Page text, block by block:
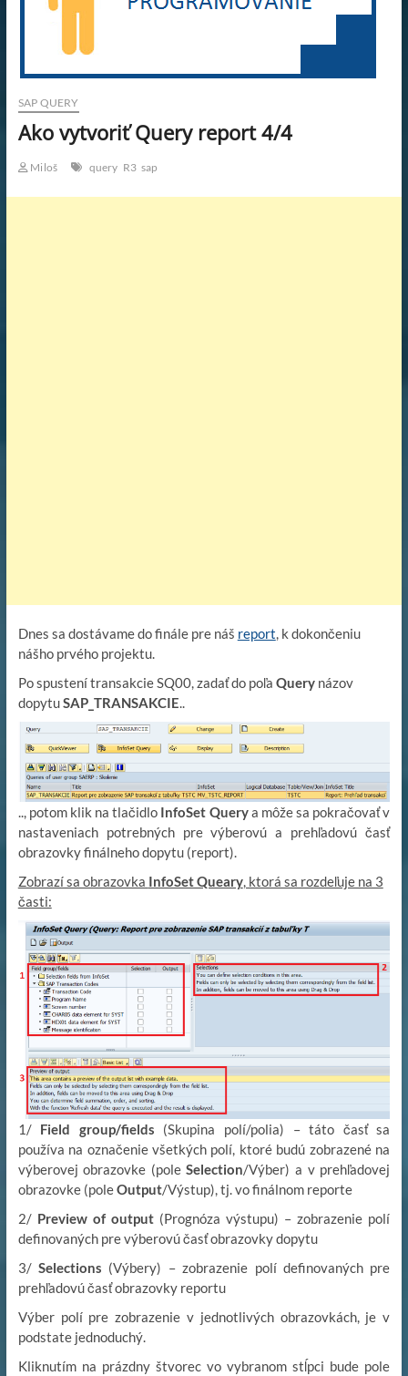
SAP QUERY
Ako vytvoriť Query report 4/4
Miloš query R3 sap
Dnes sa dostávame do finále pre náš report , k dokončeniu
nášho prvého projektu.
Po spustení transakcie SQ00, zadať do poľa Querynázov
dopytuSAP_TRANSAKCIE
.., potom klik na tlačidlo InfoSet Querya môže sa pokračovať v
nastaveniach potrebných pre výberovú a prehľadovú časť
obrazovky finálneho dopytu (report).
Zobrazí sa obrazovka InfoSet Queary, ktorá sa rozdeľuje na 3
časti:
1/ Field group/fields (Skupina polí/polia) – táto časť sa
používa na označenie všetkých polí, ktoré budú zobrazené na
výberovej obrazovke (poleSelection/Výber) a v prehľadovej
obrazovke (poleOutput/Výstup), tj. vo finálnom reporte
2/ Preview of output(Prognóza výstupu) – zobrazenie polí
definovaných pre výberovú časť obrazovky dopytu
3/Selections (Výbery) – zobrazenie polí definovaných pre
prehľadovú časť obrazovky reportu
Výber polí pre zobrazenie v jednotlivých obrazovkách, je v
podstate jednoduchý.
Kliknutím na prázdny štvorec vo vybranom stĺpci bude pole